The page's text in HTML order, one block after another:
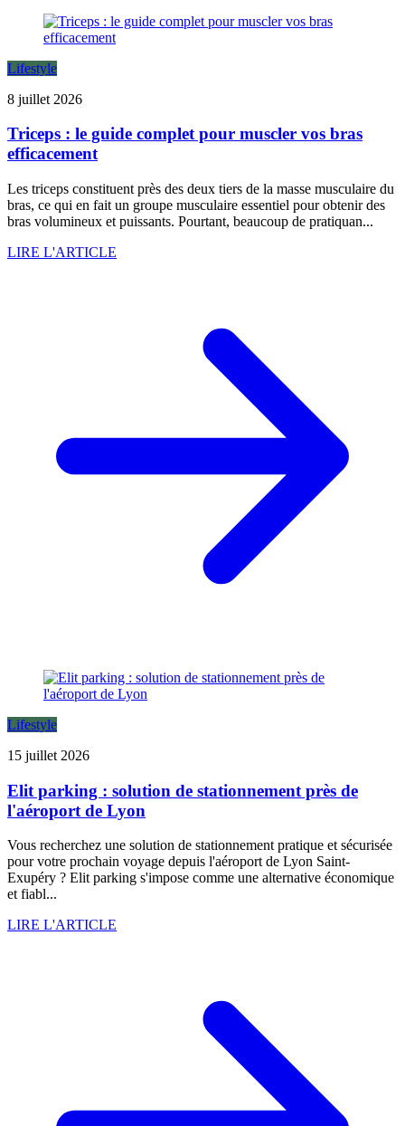
Lifestyle
8 juillet 2026
Triceps : le guide complet pour muscler vos bras
efficacement
Les triceps constituent près des deux tiers de la masse musculaire du
bras, ce qui en fait un groupe musculaire essentiel pour obtenir des
bras volumineux et puissants. Pourtant, beaucoup de pratiquan...
LIRE L'ARTICLE
Lifestyle
15 juillet 2026
Elit parking : solution de stationnement près de
l'aéroport de Lyon
Vous recherchez une solution de stationnement pratique et sécurisée
pour votre prochain voyage depuis l'aéroport de Lyon Saint-
Exupéry ? Elit parking s'impose comme une alternative économique
et fiabl...
LIRE L'ARTICLE